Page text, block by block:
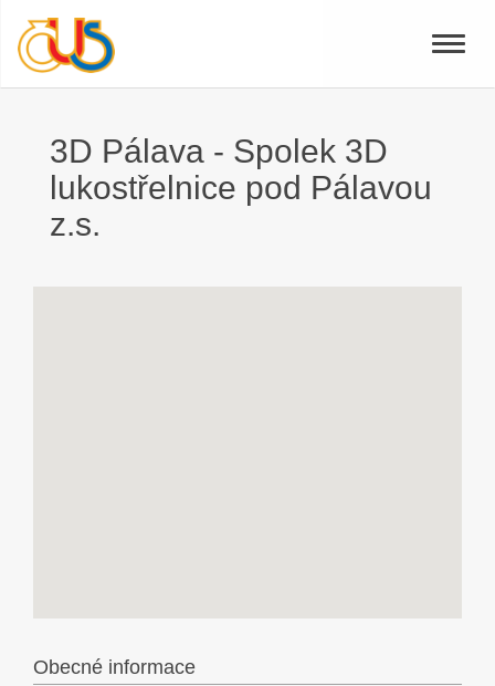
Toggle
3D Pálava - Spolek 3D
lukostřelnice pod Pálavou
z.s.
Obecné informace